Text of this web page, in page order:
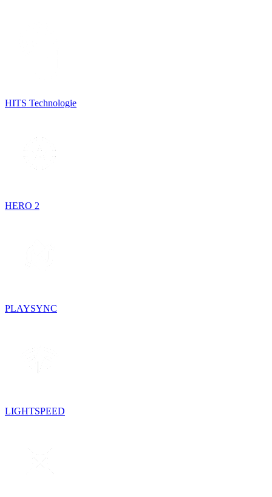
HITS Technologie
HERO 2
PLAYSYNC
LIGHTSPEED